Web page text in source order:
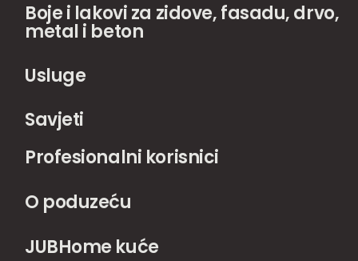
Boje i lakovi za zidove, fasadu, drvo,
metal i beton
Usluge
Savjeti
Profesionalni korisnici
O poduzeću
JUBHome kuće